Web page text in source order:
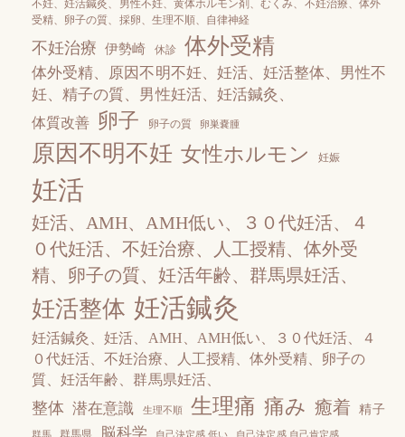
不妊、妊活鍼灸、男性不妊、黄体ホルモン剤、むくみ、不妊治療、体外
受精、卵子の質、採卵、生理不順、自律神経
不妊治療 伊勢崎 休診 体外受精
体外受精、原因不明不妊、妊活、妊活整体、男性不
妊、精子の質、男性妊活、妊活鍼灸、
体質改善 卵子 卵子の質 卵巣嚢腫
原因不明不妊 女性ホルモン 妊娠
妊活
妊活、AМH、AМH低い、３０代妊活、４
０代妊活、不妊治療、人工授精、体外受
精、卵子の質、妊活年齢、群馬県妊活、
妊活整体 妊活鍼灸
妊活鍼灸、妊活、AМH、AМH低い、３０代妊活、４
０代妊活、不妊治療、人工授精、体外受精、卵子の
質、妊活年齢、群馬県妊活、
整体 潜在意識 生理不順 生理痛 痛み 癒着 精子
群馬 脳科学 自己決定感 低い 自己決定感 自己肯定感